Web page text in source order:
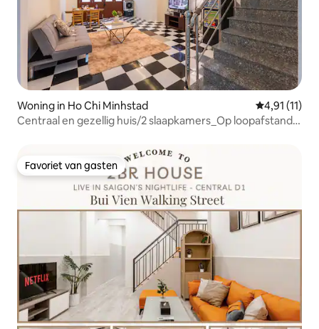
Woning in Ho Chi Minhstad Gemiddelde
4,91 (11)
Centraal en gezellig huis/2 slaapkamers_Op loopafstand
Favoriet van gasten
Favoriet van gasten